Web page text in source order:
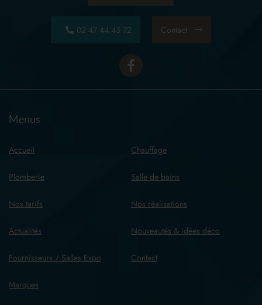
02 47 44 43 72 Contact
Menus
Accueil Chauffage
Plomberie Salle de bains
Nos tarifs Nos réalisations
Actualités Nouveautés & idées déco
Fournisseurs / Salles Expo
Marques
Contact